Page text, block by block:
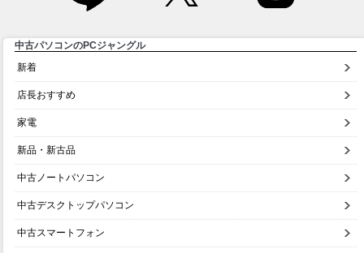
中古パソコンのPCジャングル
新着
店長おすすめ
家電
新品・新古品
中古ノートパソコン
中古デスクトップパソコン
中古スマートフォン